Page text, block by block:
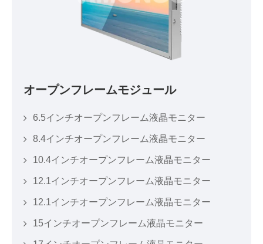
オープンフレームモジュール
6.5インチオープンフレーム液晶モニター
8.4インチオープンフレーム液晶モニター
10.4インチオープンフレーム液晶モニター
12.1インチオープンフレーム液晶モニター
12.1インチオープンフレーム液晶モニター
15インチオープンフレーム液晶モニター